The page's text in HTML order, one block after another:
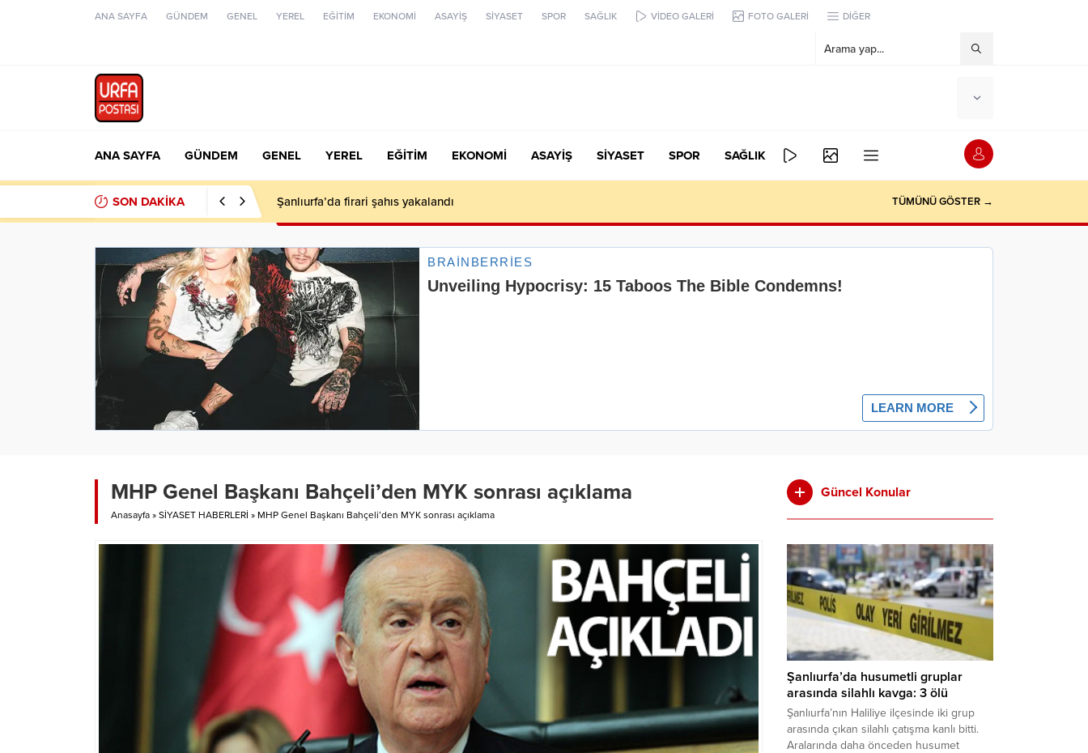
ANA SAYFA GÜNDEM GENEL YEREL EĞİTİM EKONOMİ ASAYİŞ SİYASET SPOR SAĞLIK VİDEO GALERİ FOTO GALERİ DİĞER
ANA SAYFA GÜNDEM GENEL YEREL EĞİTİM EKONOMİ ASAYİŞ SİYASET SPOR SAĞLIK
SON DAKİKA Şanlıurfa’da firari şahıs yakalandı TÜMÜNÜ GÖSTER →
MHP Genel Başkanı Bahçeli’den MYK sonrası açıklama
Anasayfa » SİYASET HABERLERİ » MHP Genel Başkanı Bahçeli’den MYK sonrası açıklama
Güncel Konular
Şanlıurfa’da husumetli gruplar
arasında silahlı kavga: 3 ölü
Şanlıurfa’nın Haliliye ilçesinde iki grup
arasında çıkan silahlı çatışma kanlı bitti.
Aralarında daha önceden husumet